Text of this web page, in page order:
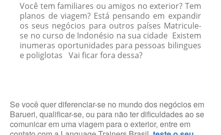
Você tem familiares ou amigos no exterior? Tem
planos de viagem? Está pensando em expandir
os seus negócios para outros países Matricule-
se no curso de Indonésio na sua cidade Existem
inumeras oportunidades para pessoas bilingues
e poliglotas Vai ficar fora dessa?
Se você quer diferenciar-se no mundo dos negócios em
Barueri, qualificar-se, ou para não ter dificuldades ao se
comunicar em uma viagem para o exterior, entre em